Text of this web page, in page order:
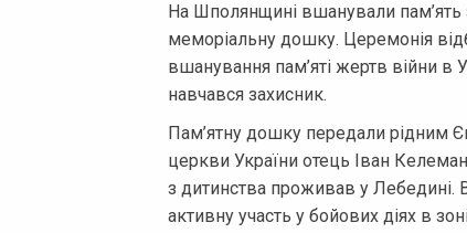
На Шполянщині вшанували пам’ять
меморіальну дошку. Церемонія
вшанування пам’яті жертв війни в
навчався захисник.
Пам’ятну дошку передали рідним
церкви України отець Іван
з дитинства проживав у Лебедині.
активну участь у бойових діях в